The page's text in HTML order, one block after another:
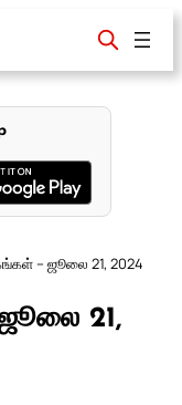
– ஜூலை 21, 2024
21,